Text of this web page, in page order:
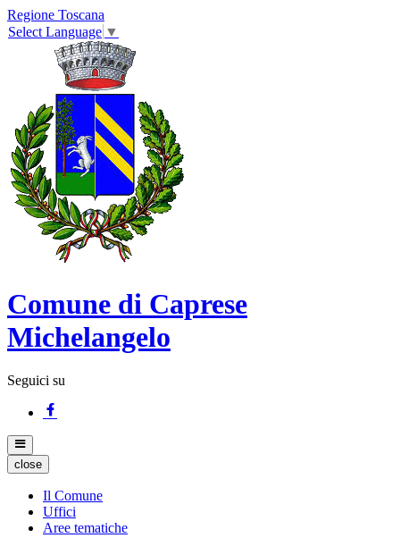
Regione Toscana
Select Language ▼
Comune di Caprese
Michelangelo
Seguici su
close
Il Comune
Uffici
Aree tematiche